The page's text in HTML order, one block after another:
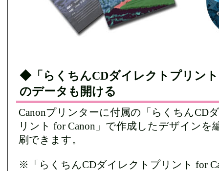
◆「らくちんCDダイレクトプリント
のデータも開ける
Canonプリンターに付属の「らくちんCD
リント for Canon」で作成したデザインを
刷できます。
※「らくちんCDダイレクトプリント for